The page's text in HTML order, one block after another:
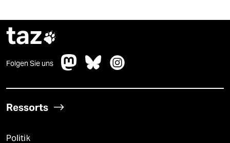
taz
Folgen Sie uns
Ressorts
Politik